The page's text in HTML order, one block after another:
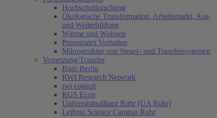
Hochschulforschung
Ökologische Transformation, Arbeitsmarkt, Aus-
und Weiterbildung
Wärme und Wohnen
Prosoziales Verhalten
Mikrostruktur von Steuer- und Transfersystemen
Vernetzung/Transfer
Büro Berlin
RWI Research Network
rwi consult
RGS Econ
Universitätsallianz Ruhr (UA Ruhr)
Leibniz Science Campus Ruhr